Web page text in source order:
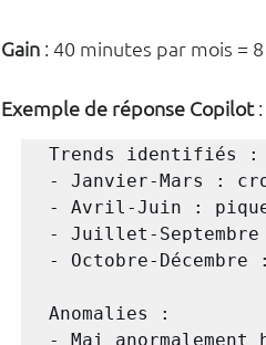
Gain : 40 minutes par mois =
Exemple de réponse Copilot :
Trends identifiés :
- Janvier-Mars :
- Avril-Juin :
- Juillet-
- Octobre-
Anomalies :
- Mai